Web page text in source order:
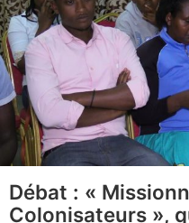
article
comment
Débat : «
Colonisateurs »,